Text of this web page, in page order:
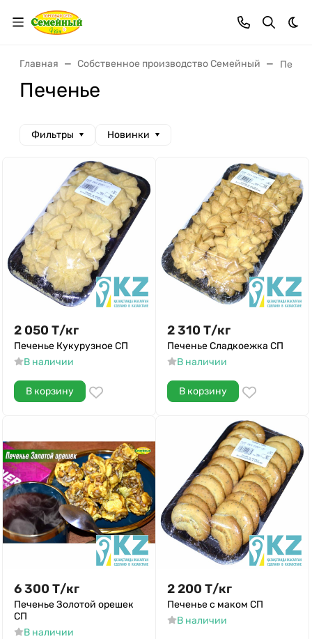
Главная Собственное производство Семейный
Печенье
Фильтры Новинки
2 050 Т/кг
Печенье Кукурузное СП
В наличии
В корзину
2 310 Т/кг
Печенье Сладкоежка СП
В наличии
В корзину
6 300 Т/кг
Печенье Золотой орешек
СП
В наличии
2 200 Т/кг
Печенье с маком СП
В наличии